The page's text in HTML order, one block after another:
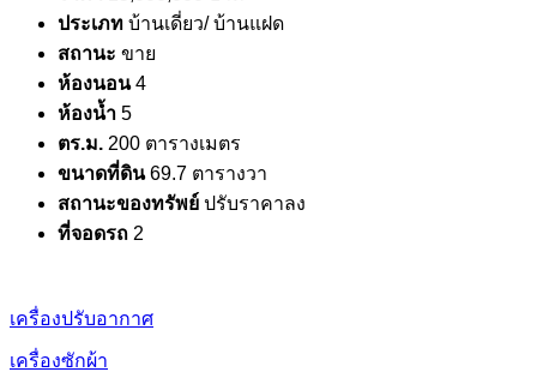
ประเภท บ้านเดี่ยว/ บ้านแฝด
สถานะ ขาย
ห้องนอน 4
ห้องน้ำ 5
ตร.ม. 200 ตารางเมตร
ขนาดที่ดิน 69.7 ตารางวา
สถานะของทรัพย์ ปรับราคาลง
ที่จอดรถ 2
เครื่องปรับอากาศ
เครื่องซักผ้า